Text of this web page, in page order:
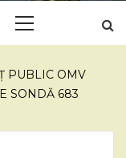
PUBLIC OMV
SONDĂ 683